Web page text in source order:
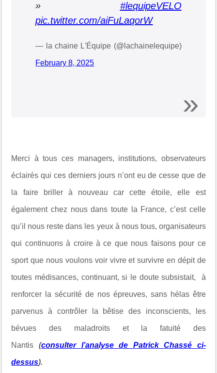
» #lequipeVELO
pic.twitter.com/aiFuLaqorW
— la chaine L'Équipe (@lachainelequipe)
February 8, 2025
Merci à tous ces managers, institutions, observateurs
éclairés qui ces derniers jours n’ont eu de cesse que de
la faire briller à nouveau car cette étoile, elle est
également chez nous dans toute la France, c’est celle
qu’il nous reste dans les yeux à nous tous, organisateurs
qui continuons à croire à ce que nous faisons pour ce
sport que nous voulons voir vivre et survivre en dépit de
toutes médisances, continuant, si le doute subsistait, à
renforcer la sécurité de nos épreuves, sans hélas être
parvenus à contrôler la bêtise des inconscients, les
bévues des maladroits et la fatuité des
Nantis (consulter l’analyse de Patrick Chassé ci-
dessus).